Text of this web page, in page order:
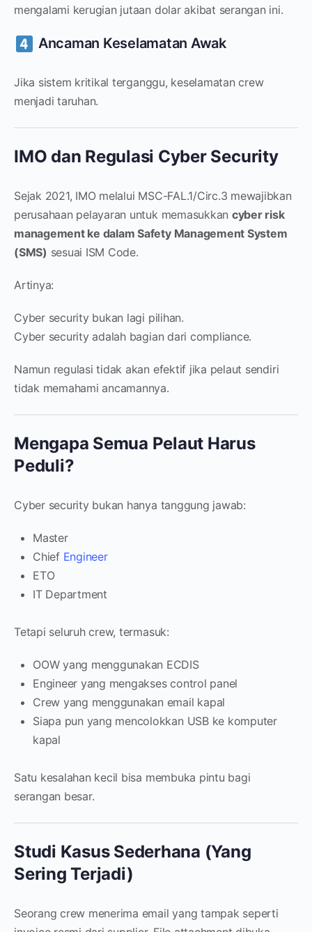
mengalami kerugian jutaan dolar akibat serangan ini.
Ancaman Keselamatan Awak
Jika sistem kritikal terganggu, keselamatan crew
menjadi taruhan.
IMO dan Regulasi Cyber Security
Sejak 2021, IMO melalui MSC-FAL.1/Circ.3 mewajibkan
perusahaan pelayaran untuk memasukkan cyber risk
management ke dalam Safety Management System
(SMS) sesuai ISM Code.
Artinya:
Cyber security bukan lagi pilihan.
Cyber security adalah bagian dari compliance.
Namun regulasi tidak akan efektif jika pelaut sendiri
tidak memahami ancamannya.
Mengapa Semua Pelaut Harus
Peduli?
Cyber security bukan hanya tanggung jawab:
Master
Chief Engineer
ETO
IT Department
Tetapi seluruh crew, termasuk:
OOW yang menggunakan ECDIS
Engineer yang mengakses control panel
Crew yang menggunakan email kapal
Siapa pun yang mencolokkan USB ke komputer
kapal
Satu kesalahan kecil bisa membuka pintu bagi
serangan besar.
Studi Kasus Sederhana (Yang
Sering Terjadi)
Seorang crew menerima email yang tampak seperti